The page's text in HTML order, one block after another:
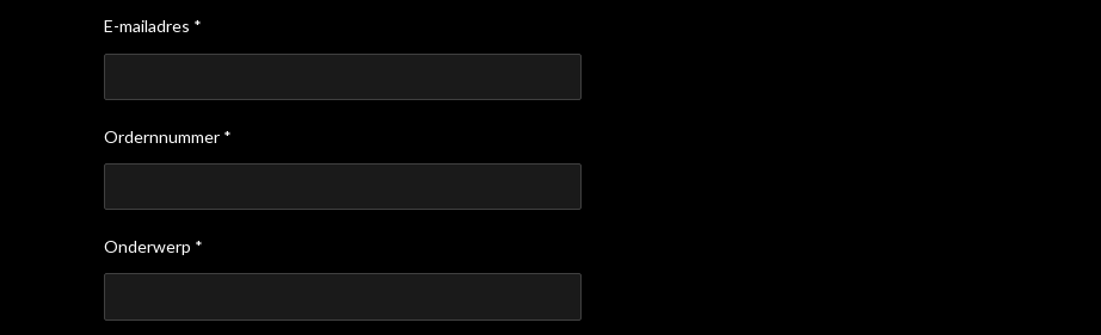
E-mailadres *
Ordernnummer *
Onderwerp *